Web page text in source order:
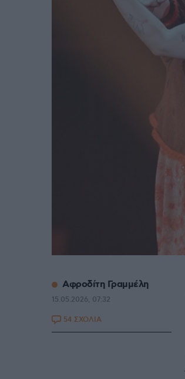
Αφροδίτη Γραμμέλη
15.05.2026, 07:32
54 ΣΧΟΛΙΑ